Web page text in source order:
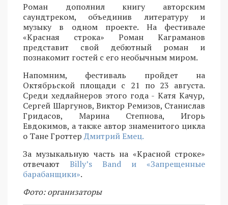
Роман дополнил книгу авторским
саундтреком, объединив литературу и
музыку в одном проекте. На фестивале
«Красная строка» Роман Каграманов
представит свой дебютный роман и
познакомит гостей с его необычным миром.
Напомним, фестиваль пройдет на
Октябрьской площади с 21 по 23 августа.
Среди хедлайнеров этого года - Катя Качур,
Сергей Шаргунов, Виктор Ремизов, Станислав
Гридасов, Марина Степнова, Игорь
Евдокимов, а также автор знаменитого цикла
о Тане ГроттерДмитрий Емец.
За музыкальную часть на «Красной строке»
отвечают Billy’s Band и «Запрещенные
барабанщики».
Фото: организаторы